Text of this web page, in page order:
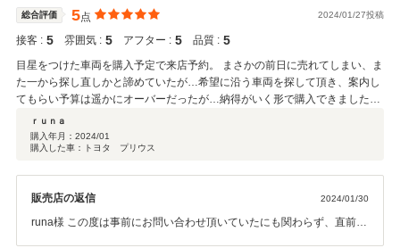
総合評価 5点 2024/01/27投稿
接客 : 5 雰囲気 : 5 アフター : 5 品質 : 5
目星をつけた車両を購入予定で来店予約。 まさかの前日に売れてしまい、ま
た一から探し直しかと諦めていたが…希望に沿う車両を探して頂き、案内し
てもらい予算は遥かにオーバーだったが…納得がいく形で購入できました。
担当の方も話しやすく、わがままを聞いてもらい、探して頂きありがとうご
ざいました。
ｒｕｎａ
購入年月： 2024/01
購入した車：トヨタ プリウス
販売店の返信 2024/01/30
runa様 この度は事前にお問い合わせ頂いていたにも関わらず、直前に